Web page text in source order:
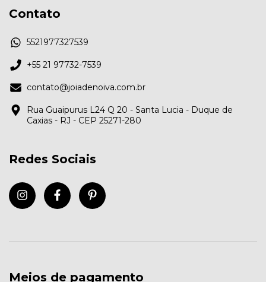
Contato
5521977327539
+55 21 97732-7539
contato@joiadenoiva.com.br
Rua Guaipurus L24 Q 20 - Santa Lucia - Duque de
Caxias - RJ - CEP 25271-280
Redes Sociais
Meios de pagamento